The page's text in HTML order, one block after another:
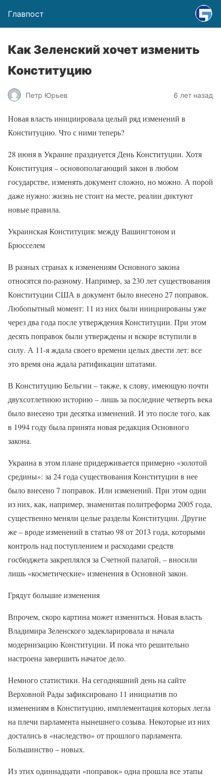
Главпост
Как Зеленский хочет изменить
Конституцию
Петр Юрьев 6 лет назад
Новая власть инициировала целый ряд изменений в
Конституцию. Что с ними теперь?
28 июня в Украине празднуется День Конституции. Хотя
Конституция – основополагающий закон в любом
государстве, изменять документ сложно, но можно. А порой
даже нужно: жизнь не стоит на месте, реалии диктуют
новые правила.
Украинская Конституция: между Вашингтоном и
Брюсселем
В разных странах к изменениям Основного закона
относятся по-разному. Например, за 230 лет существования
Конституции США в документ было внесено 27 поправок.
Любопытный момент: 11 из них были инициированы уже
через два года после утверждения Конституции. При этом
десять поправок были утверждены и вскоре вступили в
силу. А 11-я ждала своего времени целых двести лет: все
это время она ждала ратификации штатами.
В Конституцию Бельгии – также, к слову, имеющую почти
двухсотлетнюю историю – лишь за последние четверть века
было внесено три десятка изменений. И это после того, как
в 1994 году была принята новая редакция Основного
закона.
Украина в этом плане придерживается примерно «золотой
средины»: за 24 года существования Конституции в нее
было внесено 7 поправок. Или изменений. При этом одни
из них, как, например, знаменитая политреформа 2005 года,
существенно меняли целые разделы Конституции. Другие
же – вроде изменений в статью 98 от 2013 года, которыми
контроль над поступлением и расходами средств
госбюджета закреплялся за Счетной палатой, – вносили
лишь «косметические» изменения в Основной закон.
Грядут большие изменения
Впрочем, скоро картина может измениться. Новая власть
Владимира Зеленского задекларировала и начала
модернизацию Конституции. И пока что решительно
настроена завершить начатое дело.
Немного статистики. На сегодняшний день на сайте
Верховной Рады зафиксировано 11 инициатив по
изменениям в Конституцию, имплементация которых легла
на плечи парламента нынешнего созыва. Некоторые из них
достались в «наследство» от прошлого парламента.
Большинство – новых.
Из этих одиннадцати «поправок» одна прошла все этапы